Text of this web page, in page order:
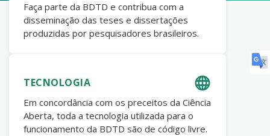
Faça parte da BDTD e contribua com a
disseminação das teses e dissertações
produzidas por pesquisadores brasileiros.
TECNOLOGIA
Em concordância com os preceitos da Ciência
Aberta, toda a tecnologia utilizada para o
funcionamento da BDTD são de código livre.